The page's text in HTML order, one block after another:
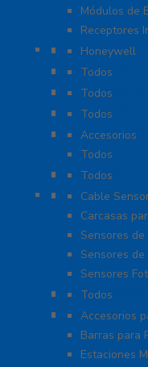
Módulos de
Receptores
Megafonía y
Honeywell
Paneles de
Todos
Protección
Todos
Todos
Generadores
Accesorios
Todos
Teclados
Todos
Protección
Cable
Carcasas
Sensores
Sensores de
Sensores
Todos
Sistemas de
Accesorios
Barras para
Estaciones